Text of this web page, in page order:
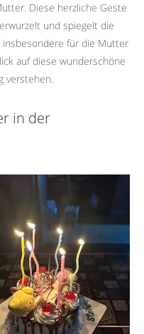
Diese herzliche Geste
und spiegelt die
insbesondere für die Mutter
auf diese wunderschöne
verstehen.
in der